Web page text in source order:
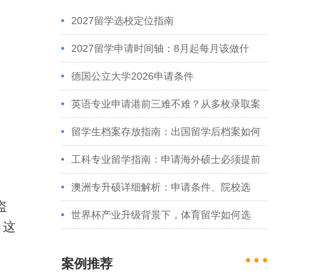
这
2027留学选校定位指南
2027留学申请时间轴：8月起每月该做什
么？英、美、澳、港申请全攻略
德国公立大学2026申请条件
英语专业申请港前三难不难？从多枚录取案
例看港大、港中文申请要求
留学生档案存放指南：出国留学后档案如何
处理？留学服务中心常见问题解答
工科专业留学指南：申请海外硕士必须提前
准备的4件事
澳洲专升硕详细解析：申请条件、院校选
择、学制费用全介绍
世界杯产业升级背景下，体育留学如何选
案例推荐 ● ● ●